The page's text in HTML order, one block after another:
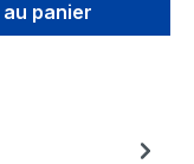
panier